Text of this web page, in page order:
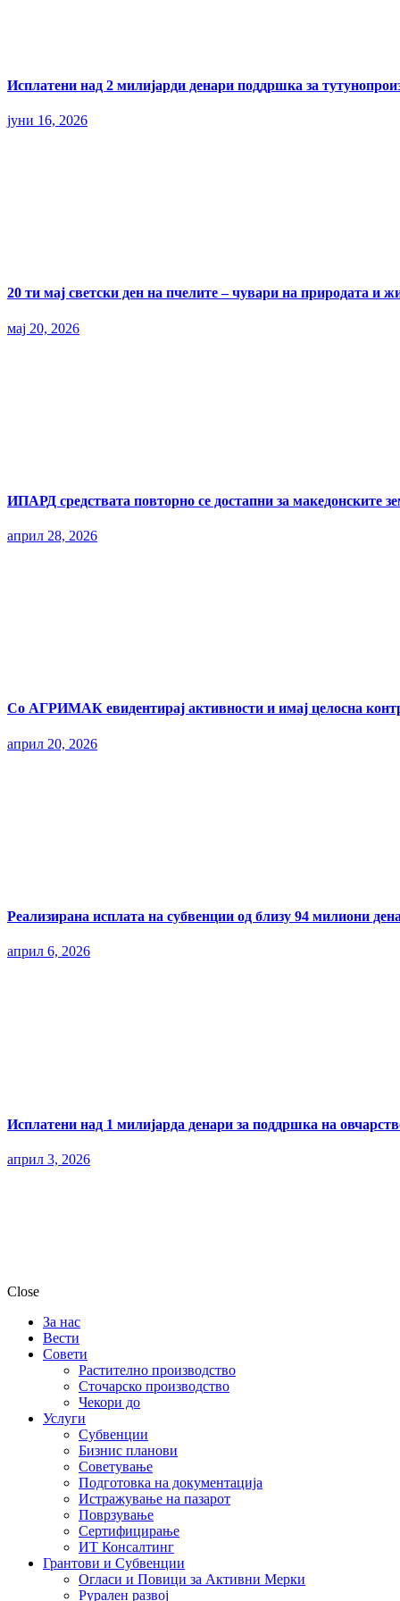
Исплатени над 2 милијарди денари поддршка за
јуни 16, 2026
20 ти мај светски ден на пчелите – чувари на природата и
мај 20, 2026
ИПАРД средствата повторно се достапни за македонските
април 28, 2026
Со АГРИМАК евидентирај активности и имај целосна
април 20, 2026
Реализирана исплата на субвенции од близу 94 милиони
април 6, 2026
Исплатени над 1 милијарда денари за поддршка на
април 3, 2026
Close
За нас
Вести
Совети
Растително производство
Сточарско производство
Чекори до
Услуги
Субвенции
Бизнис планови
Советување
Подготовка на документација
Истражување на пазарот
Поврзување
Сертифицирање
ИТ Консалтинг
Грантови и Субвенции
Огласи и Повици за Активни Мерки
Рурален развој